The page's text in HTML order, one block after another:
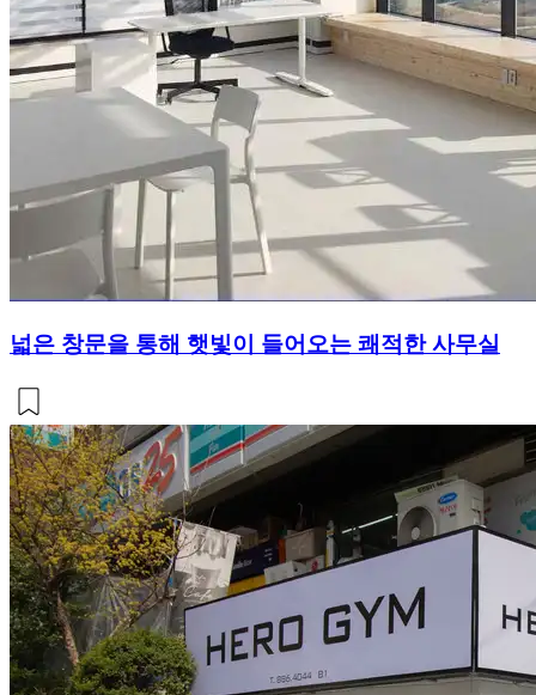
넓은 창문을 통해 햇빛이 들어오는 쾌적한 사무실